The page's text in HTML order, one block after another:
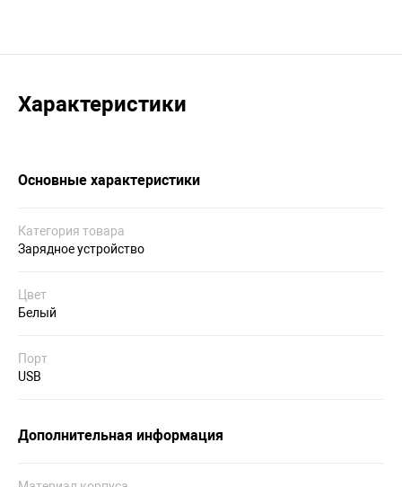
Характеристики
Основные характеристики
Категория товара
Зарядное устройство
Цвет
Белый
Порт
USB
Дополнительная информация